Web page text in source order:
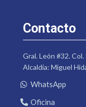
Contacto
Gral. León #32.
Alcaldía: Miguel
WhatsApp
Oficina